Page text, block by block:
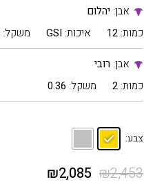
צבע:
₪2,453
₪2,085
אבן:יהלום
כמות: 12 איכות: GSI משקל:
אבן:רובי
כמות: 2 משקל: 0.36